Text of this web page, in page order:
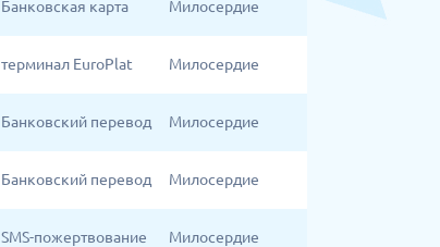
Банковская карта Милосердие
терминал EuroPlat Милосердие
Банковский перевод Милосердие
Банковский перевод Милосердие
SMS-пожертвование Милосердие